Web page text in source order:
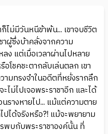
ก็ไม่มีวันหนีข้าพ้น... เขาจบชีวิต
าผู้ซึ่งบ้าคลั่งจากความ
ง แต่เมื่อเวลาผ่านไปหลาย
อโชคชะตากลับเล่นตลก เขา
มทรงจำในอดีตที่หยั่งรากลึก
ไม่ไปเจอพระราชาอีก และได้
รางหายไป... แม้แต่ความตาย
ปได้จริงหรือ?! แม้จะพยายาม
พบกับพระราชาองค์นั้น ที่